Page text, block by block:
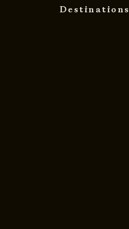
Destinations